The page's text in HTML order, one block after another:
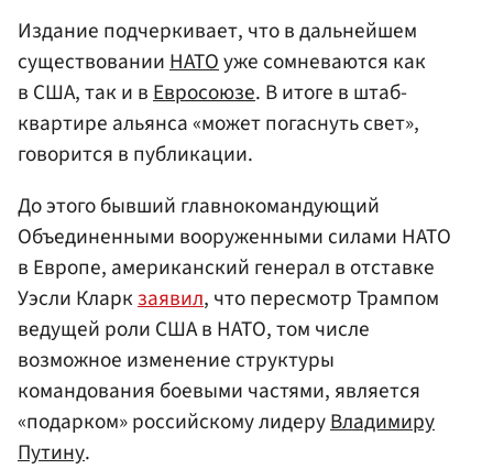
Издание подчеркивает, что в дальнейшем
существовании НАТОуже сомневаются как
в США, так и в Евросоюзе. В итоге в штаб-
квартире альянса «может погаснуть свет»,
говорится в публикации.
До этого бывший главнокомандующий
Объединенными вооруженными силами НАТО
в Европе, американский генерал в отставке
Уэсли Кларкзаявил, что пересмотр Трампом
ведущей роли США в НАТО, том числе
возможное изменение структуры
командования боевыми частями, является
«подарком» российскому лидеруВладимиру
Путину.